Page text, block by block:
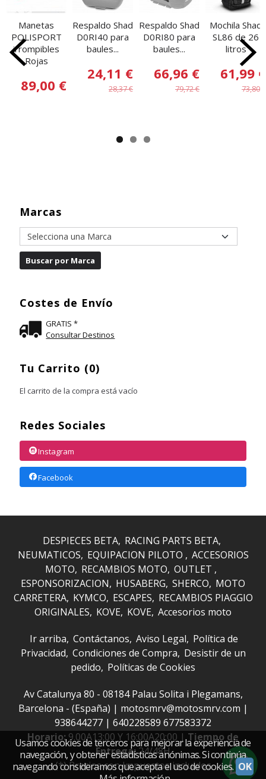
Marcas
Costes de Envío
GRATIS *
Consultar Destinos
Tu Carrito (0)
El carrito de la compra está vacío
Redes Sociales
Instagram
Facebook
Manetas
POLISPORT
irrompibles
Rojas
89,00 €
Respaldo Shad
D0RI40 para
baules...
24,11 €
28,37 €
Respaldo Shad
D0RI80 para
baules...
66,96 €
79,72 €
Mochila Shad
SL86 de 26
litros
61,99 €
73,80 €
DESPIECES BETA RACING PARTS BETA
NEUMATICOS EQUIPACION PILOTO
ACCESORIOS
MOTO RECAMBIOS MOTO OUTLET
ESPONSORIZACION
HUSABERG SHERCO MOTO
CARRETERA KYMCO ESCAPES RECAMBIOS PIAGGIO
ORIGINALES KOVE KOVE Accesorios moto
Ir arriba Contáctanos Aviso Legal Política de
Privacidad Condiciones de Compra Desistir de un
pedido Políticas de Cookies
Av Catalunya 80 - 08184 Palau Solita i Plegamans,
Barcelona - (España) | motosmrv@motosmrv.com |
938644277 | 640228589 677583372
Horario:9.00A13:00 Y 16:00A20:00 |Tiempo de
Entrega:24/48H
(*) Precios con Impuestos incluidos
Usamos cookies de terceros para mejorar la experiencia de
navegación, y obtener estadísticas anónimas. Si continúa
navegando consideramos que acepta el uso de cookies. OK